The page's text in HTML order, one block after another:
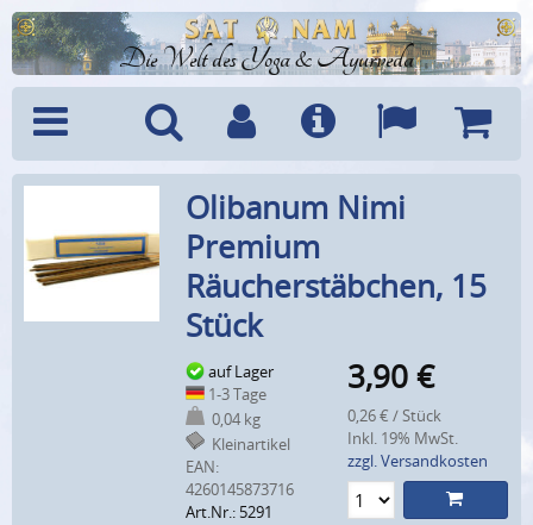
Die Welt des Yoga & Ayurveda
SucheBenutzerkonto
Info Sprachen
Olibanum Nimi
Premium
Räucherstäbchen, 15
Stück
auf Lager
1-3 Tage
0,04 kg
Kleinartikel
EAN:
4260145873716
Art.Nr.: 5291
3,90 €
0,26 € / Stück
Inkl. 19% MwSt.
zzgl. Versandkosten